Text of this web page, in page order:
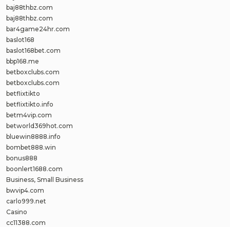
baj88thbz.com
baj88thbz.com
bar4game24hr.com
baslot168
baslot168bet.com
bbp168.me
betboxclubs.com
betboxclubs.com
betflixtikto
betflixtikto.info
betm4vip.com
betworld369hot.com
bluewin8888.info
bombet888.win
bonus888
boonlert1688.com
Business, Small Business
bwvip4.com
carlo999.net
Casino
cc11388.com